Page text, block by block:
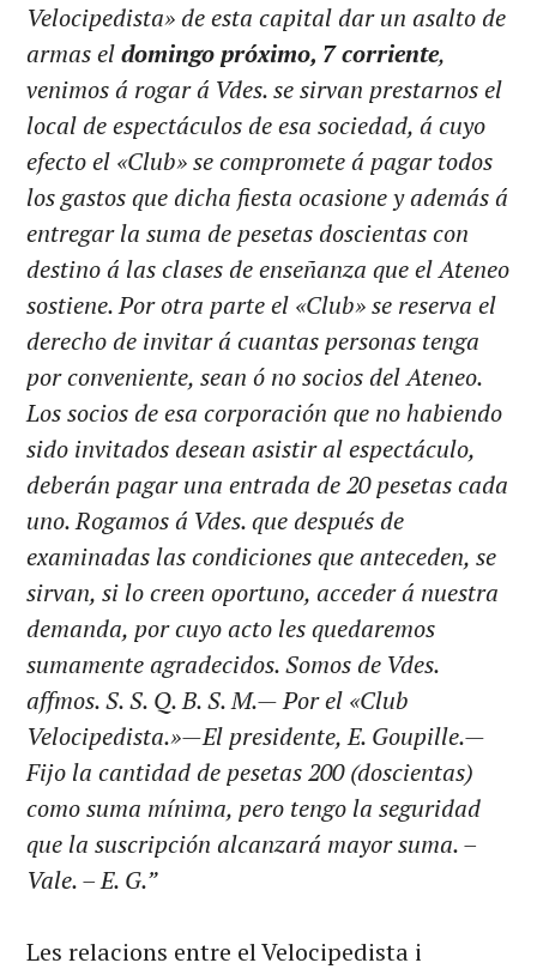
Velocipedista» de esta capital dar un asalto de
armas eldomingo próximo, 7 corriente,
venimos á rogar á Vdes. se sirvan prestarnos el
local de espectáculos de esa sociedad, á cuyo
efecto el «Club» se compromete á pagar todos
los gastos que dicha fiesta ocasione y además á
entregar la suma de pesetas doscientas con
destino á las clases de enseñanza que el Ateneo
sostiene. Por otra parte el «Club» se reserva el
derecho de invitar á cuantas personas tenga
por conveniente, sean ó no socios del Ateneo.
Los socios de esa corporación que no habiendo
sido invitados desean asistir al espectáculo,
deberán pagar una entrada de 20 pesetas cada
uno. Rogamos á Vdes. que después de
examinadas las condiciones que anteceden, se
sirvan, si lo creen oportuno, acceder á nuestra
demanda, por cuyo acto les quedaremos
sumamente agradecidos. Somos de Vdes.
affmos. S. S. Q. B. S. M.— Por el «Club
Velocipedista.»—El presidente, E. Goupille.—
Fijo la cantidad de pesetas 200 (doscientas)
como suma mínima, pero tengo la seguridad
que la suscripción alcanzará mayor suma. –
Vale. – E. G.”
Les relacions entre el Velocipedista i